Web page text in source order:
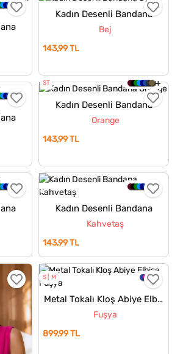
Kadın Desenli Bandana
Bej
143,99 TL
ST
Kadın Desenli Bandana
Orange
143,99 TL
Kadın Desenli Bandana
Kahvetaş
143,99 TL
S M
Metal Tokalı Kloş Abiye Elbise
Fuşya
899,99 TL